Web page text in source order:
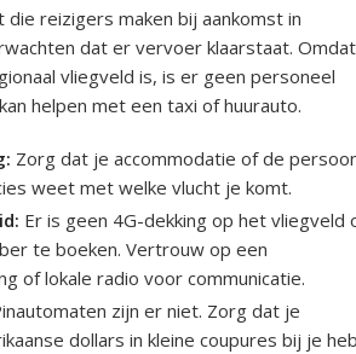
reizigers maken bij aankomst in
dat er vervoer klaarstaat. Omdat
vliegveld is, is er geen personeel
helpen met een taxi of huurauto.
Zorg dat je accommodatie of de
weet met welke vlucht je komt.
Er is geen 4G-dekking op het vliegveld
te boeken. Vertrouw op een
of lokale radio voor communicatie.
zijn er niet. Zorg dat je
dollars in kleine coupures bij je